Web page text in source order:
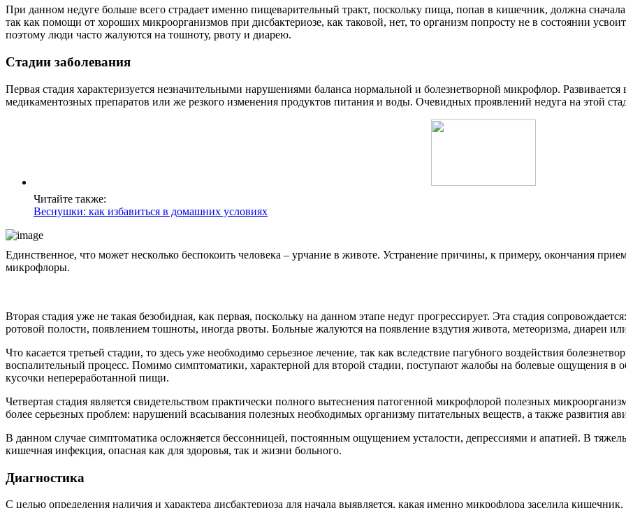
При данном недуге больше всего страдает именно пищеварительный тракт, поскольку пища, попав в кишечник, должна
так как помощи от хороших микроорганизмов при дисбактериозе, как таковой, нет, то организм попросту не в состоянии
поэтому люди часто жалуются на тошноту, рвоту и диарею.
Стадии заболевания
Первая стадия характеризуется незначительными нарушениями баланса нормальной и болезнетворной микрофлор.
медикаментозных препаратов или же резкого изменения продуктов питания и воды. Очевидных проявлений недуга на этой
Читайте также:
Веснушки: как избавиться в домашних условиях
Единственное, что может несколько беспокоить человека – урчание в животе. Устранение причины, к примеру, окончания
микрофлоры.
Вторая стадия уже не такая безобидная, как первая, поскольку на данном этапе недуг прогрессирует. Эта стадия
ротовой полости, появлением тошноты, иногда рвоты. Больные жалуются на появление вздутия живота, метеоризма, диареи
Что касается третьей стадии, то здесь уже необходимо серьезное лечение, так как вследствие пагубного воздействия
воспалительный процесс. Помимо симптоматики, характерной для второй стадии, поступают жалобы на болевые ощущения в
кусочки непереработанной пищи.
Четвертая стадия является свидетельством практически полного вытеснения патогенной микрофлорой полезных
более серьезных проблем: нарушений всасывания полезных необходимых организму питательных веществ, а также развития
В данном случае симптоматика осложняется бессонницей, постоянным ощущением усталости, депрессиями и апатией. В
кишечная инфекция, опасная как для здоровья, так и жизни больного.
Диагностика
С целью определения наличия и характера дисбактериоза для начала выявляется, какая именно микрофлора заселила